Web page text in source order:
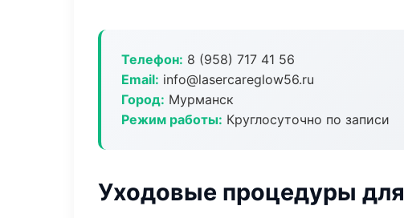
Телефон: 8 (958) 717 41 56
Email: info@lasercareglow56.ru
Город: Мурманск
Режим работы: Круглосуточно по записи
Уходовые процедуры